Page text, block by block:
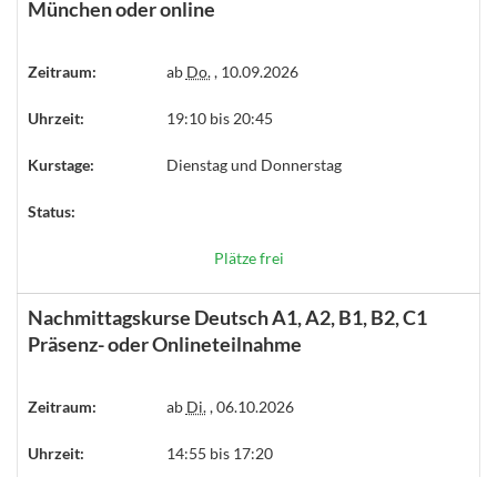
München oder online
Zeitraum: ab Do., 10.09.2026
Uhrzeit: 19:10 bis 20:45
Kurstage: Dienstag und Donnerstag
Status:
Plätze frei
Nachmittagskurse Deutsch A1, A2, B1, B2, C1
Präsenz- oder Onlineteilnahme
Zeitraum: ab Di., 06.10.2026
Uhrzeit: 14:55 bis 17:20